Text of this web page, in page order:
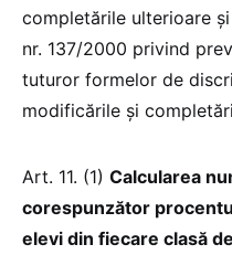
completările ulterioare
nr. 137/2000 privind
tuturor formelor de
modificările şi
Art. 11. (1) Calcularea
corespunzător
elevi din fiecare clasă